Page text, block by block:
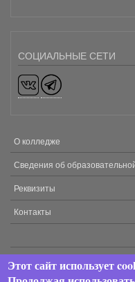
СОЦИАЛЬНЫЕ СЕТИ
МЕНЮ
В
ПОДВАЛЕ
О колледже
Сведения об
Реквизиты
Контакты
2024 © АНПОО «Хекслет
Этот сайт использует